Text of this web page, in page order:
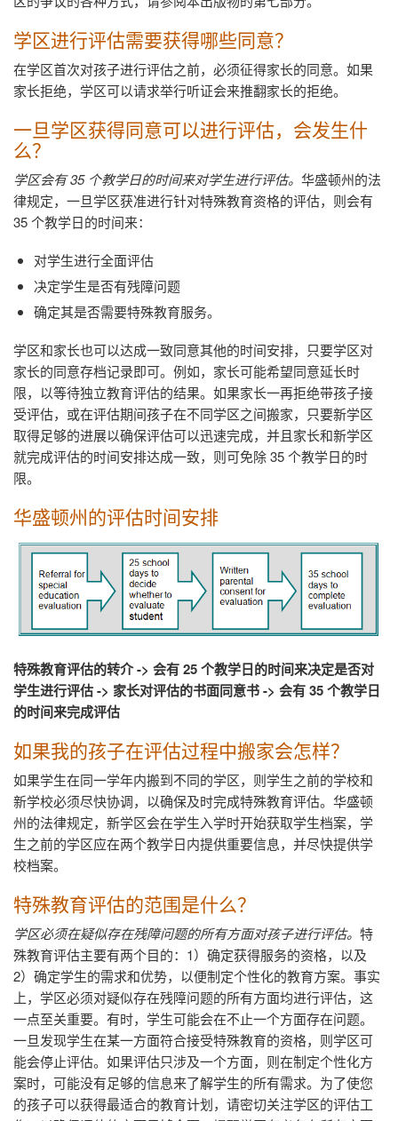
学区进行评估需要获得哪些同意？
在学区首次对孩子进行评估之前，必须征得家长的同意。如果
家长拒绝，学区可以请求举行听证会来推翻家长的拒绝。
一旦学区获得同意可以进行评估，会发生什
么？
学区会有35 个教学日的时间来对学生进行评估。 华盛顿州的法
律规定，一旦学区获准进行针对特殊教育资格的评估，则会有
35个教学日的时间来：
对学生进行全面评估
决定学生是否有残障问题
确定其是否需要特殊教育服务。
学区和家长也可以达成一致同意其他的时间安排，只要学区对
家长的同意存档记录即可。例如，家长可能希望同意延长时
限，以等待独立教育评估的结果。如果家长一再拒绝带孩子接
受评估，或在评估期间孩子在不同学区之间搬家，只要新学区
取得足够的进展以确保评估可以迅速完成，并且家长和新学区
就完成评估的时间安排达成一致，则可免除35个教学日的时
限。
华盛顿州的评估时间安排
特殊教育评估的转介 -> 会有25个教学日的时间来决定是否对
学生进行评估 -> 家长对评估的书面同意书 -> 会有35个教学日
的时间来完成评估
如果我的孩子在评估过程中搬家会怎样？
如果学生在同一学年内搬到不同的学区，则学生之前的学校和
新学校必须尽快协调，以确保及时完成特殊教育评估。华盛顿
州的法律规定，新学区会在学生入学时开始获取学生档案，学
生之前的学区应在两个教学日内提供重要信息，并尽快提供学
校档案。
特殊教育评估的范围是什么？
学区必须在疑似存在残障问题的所有方面对孩子进行评估。 特
殊教育评估主要有两个目的： 1）确定获得服务的资格，以及
2）确定学生的需求和优势，以便制定个性化的教育方案。事实
上，学区必须对疑似存在残障问题的所有方面均进行评估，这
一点至关重要。有时，学生可能会在不止一个方面存在问题。
一旦发现学生在某一方面符合接受特殊教育的资格，则学区可
能会停止评估。如果评估只涉及一个方面，则在制定个性化方
案时，可能没有足够的信息来了解学生的所有需求。为了使您
的孩子可以获得最适合的教育计划，请密切关注学区的评估工